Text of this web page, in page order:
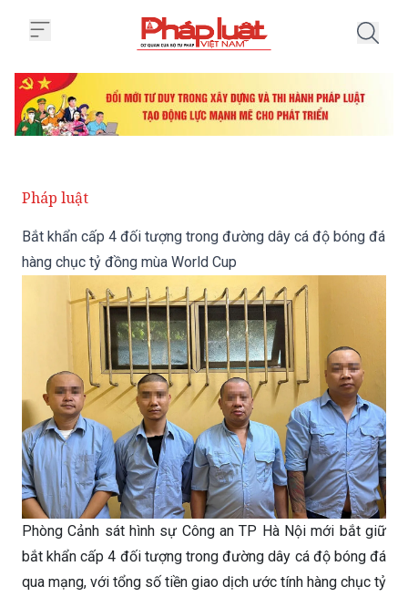
Pháp luật
Bắt khẩn cấp 4 đối tượng trong đường dây cá độ bóng đá
hàng chục tỷ đồng mùa World Cup
Phòng Cảnh sát hình sự Công an TP Hà Nội mới bắt giữ
bắt khẩn cấp 4 đối tượng trong đường dây cá độ bóng đá
qua mạng, với tổng số tiền giao dịch ước tính hàng chục tỷ